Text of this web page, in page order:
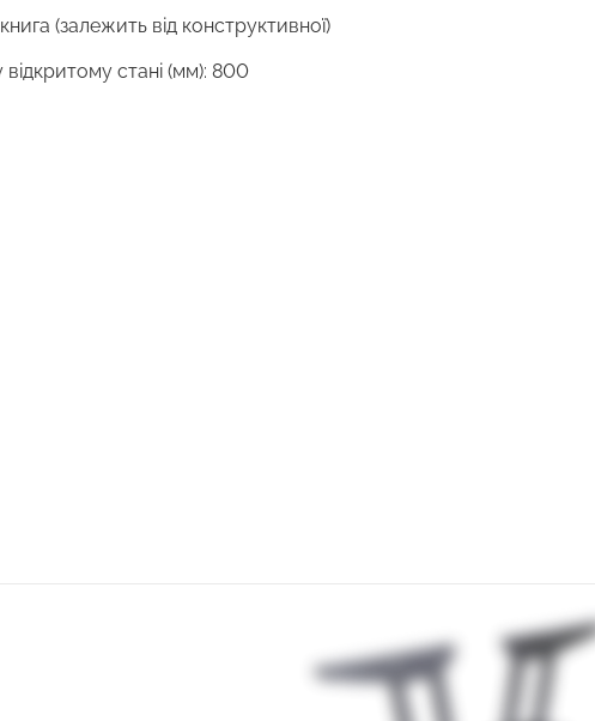
(залежить від конструктивної)
стані (мм): 800